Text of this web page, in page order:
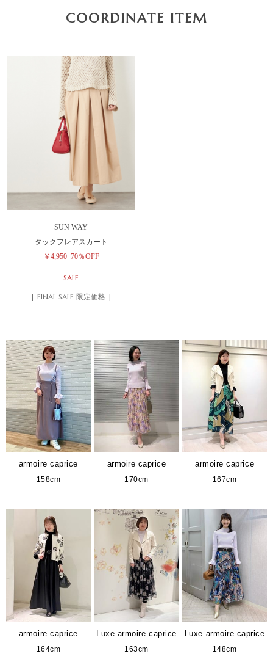
COORDINATE ITEM
SUN WAY
タックフレアスカート
￥4,950 70％OFF
SALE
| FINAL SALE 限定価格 |
armoire caprice
158cm
armoire caprice
170cm
armoire caprice
167cm
armoire caprice
164cm
Luxe armoire caprice
163cm
Luxe armoire caprice
148cm